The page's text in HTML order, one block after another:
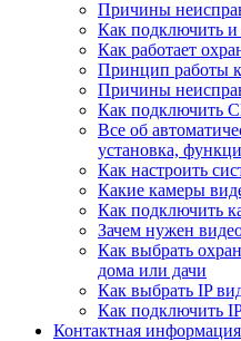
Причины
Как подключить и
Как работает
Принцип работы
Причины
Как подключить
Все об
установка,
Как настроить
Какие камеры
Как подключить
Зачем нужен
Как выбрать
дома или дачи
Как выбрать IP
Как подключить
Контактная информация